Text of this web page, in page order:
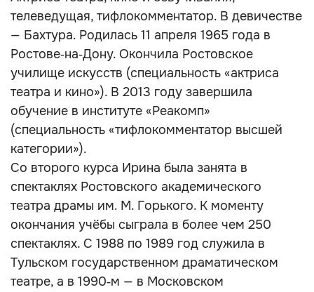
телеведущая, тифлокомментатор. В девичестве
— Бахтура. Родилась 11 апреля 1965 года в
Ростове‑на‑Дону. Окончила Ростовское
училище искусств (специальность «актриса
театра и кино»). В 2013 году завершила
обучение в институте «Реакомп»
(специальность «тифлокомментатор высшей
категории»).
Со второго курса Ирина была занята в
спектаклях Ростовского академического
театра драмы им. М. Горького. К моменту
окончания учёбы сыграла в более чем 250
спектаклях. С 1988 по 1989 год служила в
Тульском государственном драматическом
театре, а в 1990‑м — в Московском